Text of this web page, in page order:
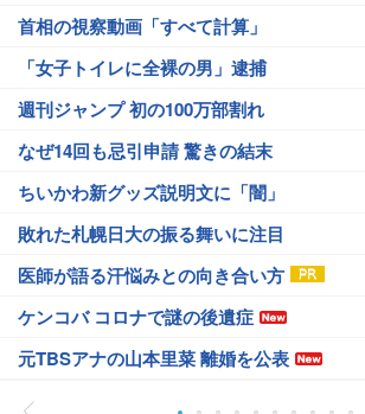
首相の視察動画「すべて計算」
「女子トイレに全裸の男」逮捕
週刊ジャンプ 初の100万部割れ
なぜ14回も忌引申請 驚きの結末
ちいかわ新グッズ説明文に「闇」
敗れた札幌日大の振る舞いに注目
医師が語る汗悩みとの向き合い方
ケンコバ コロナで謎の後遺症
元TBSアナの山本里菜 離婚を公表